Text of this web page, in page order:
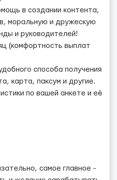
в создании контента,
моральную и дружескую
и руководителей!
(комфортность выплат
способа получения
карта, паксум и другие.
по вашей анкете и её
самое главное -